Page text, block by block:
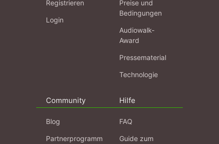
Registrieren
Login
Preise und
Bedingungen
Audiowalk-
Award
Pressematerial
Technologie
Community
Blog
Partnerprogramm
Hilfe
FAQ
Guide zum